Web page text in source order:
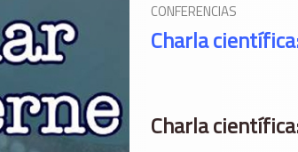
CONFERENCIAS
Charla
Charla